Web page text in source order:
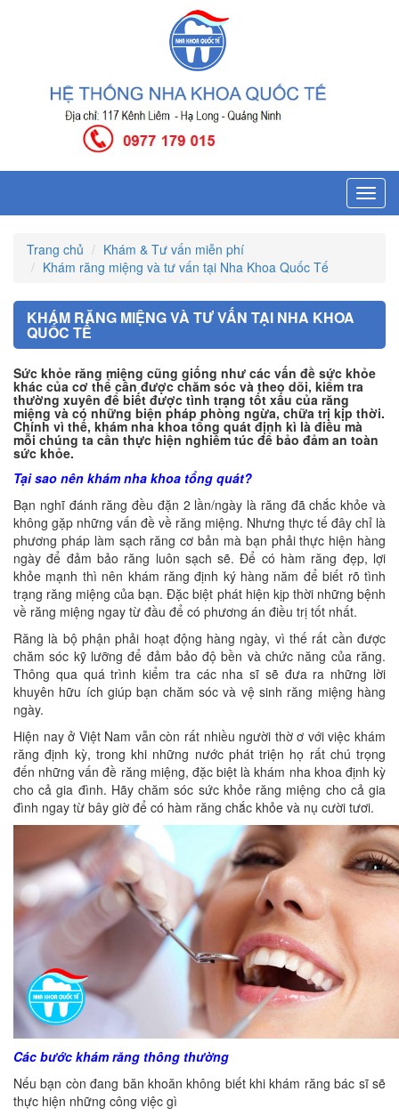
Trang chủ
Khám & Tư vấn miễn phí
Khám răng miệng và tư vấn tại Nha Khoa Quốc Tế
KHÁM RĂNG MIỆNG VÀ TƯ VẤN TẠI NHA KHOA
QUỐC TẾ
Sức khỏe răng miệng cũng giống như các vấn đề sức khỏe
khác của cơ thể cần được chăm sóc và theo dõi, kiểm tra
thường xuyên để biết được tình trạng tốt xấu của răng
miệng và có những biện pháp phòng ngừa, chữa trị kịp thời.
Chính vì thế, khám nha khoa tổng quát định kì là điều mà
mỗi chúng ta cần thực hiện nghiêm túc để bảo đảm an toàn
sức khỏe.
Tại sao nên khám nha khoa tổng quát?
Bạn nghĩ đánh răng đều đặn 2 lần/ngày là răng đã chắc khỏe và
không gặp những vấn đề về răng miệng. Nhưng thực tế đây chỉ là
phương pháp làm sạch răng cơ bản mà bạn phải thực hiện hàng
ngày để đảm bảo răng luôn sạch sẽ. Để có hàm răng đẹp, lợi
khỏe mạnh thì nên khám răng định ký hàng năm để biết rõ tình
trạng răng miệng của bạn. Đặc biệt phát hiện kịp thời những bệnh
về răng miệng ngay từ đầu để có phương án điều trị tốt nhất.
Răng là bộ phận phải hoạt động hàng ngày, vì thế rất cần được
chăm sóc kỹ lưỡng để đảm bảo độ bền và chức năng của răng.
Thông qua quá trình kiểm tra các nha sĩ sẽ đưa ra những lời
khuyên hữu ích giúp bạn chăm sóc và vệ sinh răng miệng hàng
ngày.
Hiện nay ở Việt Nam vẫn còn rất nhiều người thờ ơ với việc khám
răng định kỳ, trong khi những nước phát triện họ rất chú trọng
đến những vấn đề răng miệng, đặc biệt là khám nha khoa định kỳ
cho cả gia đình. Hãy chăm sóc sức khỏe răng miệng cho cả gia
đình ngay từ bây giờ để có hàm răng chắc khỏe và nụ cười tươi.
Các bước khám răng thông thường
Nếu bạn còn đang băn khoăn không biết khi khám răng bác sĩ sẽ
thực hiện những công việc gì